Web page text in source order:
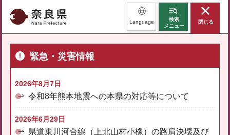
奈良県 Language
検索
メニュー
閉じる
緊急・災害情報
2026年8月7日
令和8年熊本地震への本県の対応等について
2026年6月29日
県道東川河合線（上北山村小橡）の路肩決壊及び